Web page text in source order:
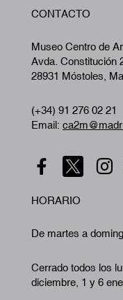
CONTACTO
Museo Centro de
Avda. Constitución
28931 Móstoles,
(+34) 91 276 02 21
Email:
HORARIO
De martes a
Cerrado todos los
diciembre, 1 y 6